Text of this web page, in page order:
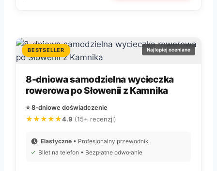
BESTSELLER Najlepiej oceniane
8-dniowa samodzielna wycieczka
rowerowa po Słowenii z Kamnika
⭐ 8-dniowe doświadczenie
★★★★★4.9 (15+ recenzji)
Elastyczne • Profesjonalny przewodnik
✓ Bilet na telefon • Bezpłatne odwołanie